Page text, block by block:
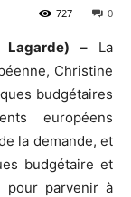
0
727
Lagarde) – La
Christine
budgétaires
européens
la demande, et
budgétaire et
pour parvenir à